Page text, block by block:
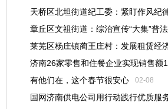
天桥区北坦街道纪工委：紧盯作风纪
章丘区文祖街道：综治宣传“大集”普
莱芜区杨庄镇蔺王庄村：发展租赁经
济南26家零售和住餐企业实现销售额
有他们在，这个春节很安心 02-08
国网济南供电公司用行动践行优质服